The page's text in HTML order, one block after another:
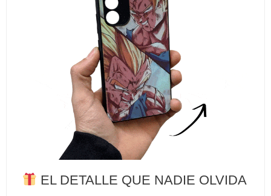
EL DETALLE QUE NADIE OLVIDA